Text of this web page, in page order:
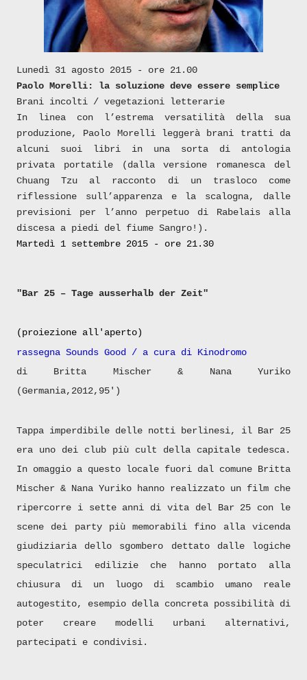
Lunedì 31 agosto 2015 - ore 21.00
Paolo Morelli: la soluzione deve essere semplice
Brani incolti / vegetazioni letterarie
In linea con l’estrema versatilità della sua
produzione, Paolo Morelli leggerà brani tratti da
alcuni suoi libri in una sorta di antologia
privata portatile (dalla versione romanesca del
Chuang Tzu al racconto di un trasloco come
riflessione sull’apparenza e la scalogna, dalle
previsioni per l’anno perpetuo di Rabelais alla
discesa a piedi del fiume Sangro!).
Martedì 1 settembre 2015 - ore 21.30
"Bar 25 – Tage ausserhalb der Zeit"
(proiezione all'aperto)
rassegna Sounds Good / a cura di Kinodromo
di Britta Mischer & Nana Yuriko
(Germania,2012,95')
Tappa imperdibile delle notti berlinesi, il Bar 25
era uno dei club più cult della capitale tedesca.
In omaggio a questo locale fuori dal comune Britta
Mischer & Nana Yuriko hanno realizzato un film che
ripercorre i sette anni di vita del Bar 25 con le
scene dei party più memorabili fino alla vicenda
giudiziaria dello sgombero dettato dalle logiche
speculatrici edilizie che hanno portato alla
chiusura di un luogo di scambio umano reale
autogestito, esempio della concreta possibilità di
poter creare modelli urbani alternativi,
partecipati e condivisi.